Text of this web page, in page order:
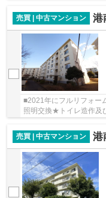
売買 | 中古マンション
港
■2021年にフルリフォ
照明交換★トイレ造作
売買 | 中古マンション
港